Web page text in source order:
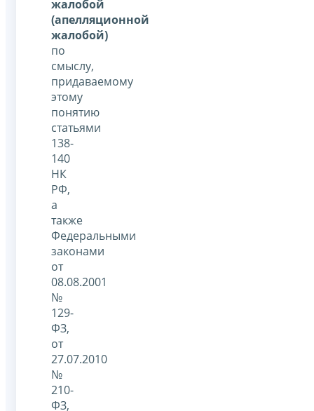
жалобой
(апелляционной
жалобой)
по
смыслу,
придаваемому
этому
понятию
статьями
138-
140
НК
РФ,
а
также
Федеральными
законами
от
08.08.2001
№
129-
ФЗ,
от
27.07.2010
№
210-
ФЗ,